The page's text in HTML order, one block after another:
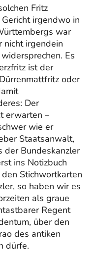
Fritz
irgendwo in
war
nicht irgendein
Es
ist der
oder
Der
erwarten –
wie er
Staatsanwalt,
der Bundeskanzler
ins Notizbuch
Stichwortkarten
so haben wir es
als graue
Regent
über den
des antiken
dürfe.